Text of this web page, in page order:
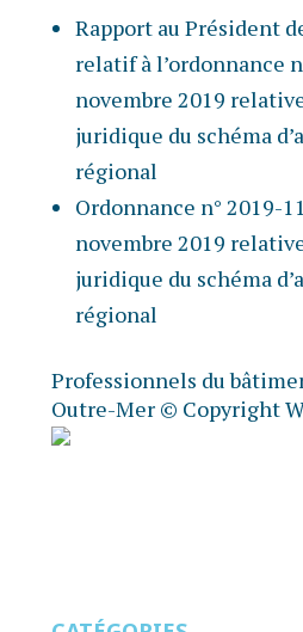
Rapport au Président
relatif à l’ordonnance
novembre 2019
juridique du schéma
régional
Ordonnance n° 2019-
novembre 2019
juridique du schéma
régional
Professionnels du
Outre-Mer© Copyright